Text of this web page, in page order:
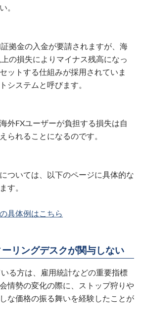
。
拠金の入金が要請されますが、海
の損失によりマイナス残高になっ
ットする仕組みが採用されていま
システムと呼びます。
外FXユーザーが負担する損失は自
られることになるのです。
ついては、以下のページに具体的な
す。
具体例はこちら
リングデスクが関与しない
る方は、雇用統計などの重要指標
情勢の変化の際に、ストップ狩りや
な価格の振る舞いを経験したことが